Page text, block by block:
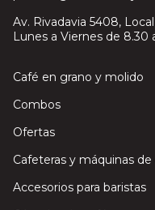
Av. Rivadavia 5408,
Lunes a Viernes de 8.30
Café en grano y molido
Combos
Ofertas
Cafeteras y máquinas de
Accesorios para baristas